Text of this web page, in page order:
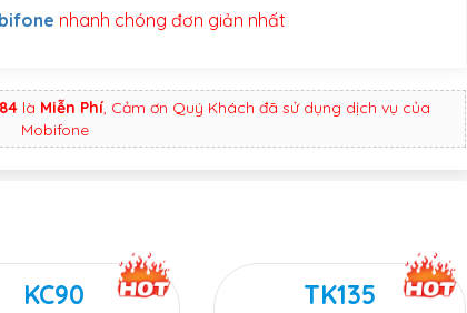
nhanh chóng đơn giản nhất
là Miễn Phí, Cảm ơn Quý Khách đã sử dụng dịch vụ của
Mobifone
KC90 TK135